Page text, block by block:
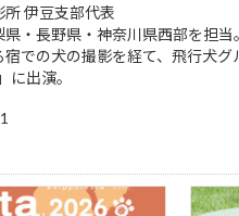
伊豆支部代表
・長野県・神奈川県西部を担当。
での犬の撮影を経て、飛行犬
出演。